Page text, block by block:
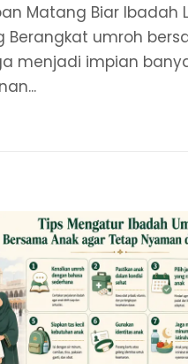
Matang Biar Ibadah
Berangkat umroh
menjadi impian